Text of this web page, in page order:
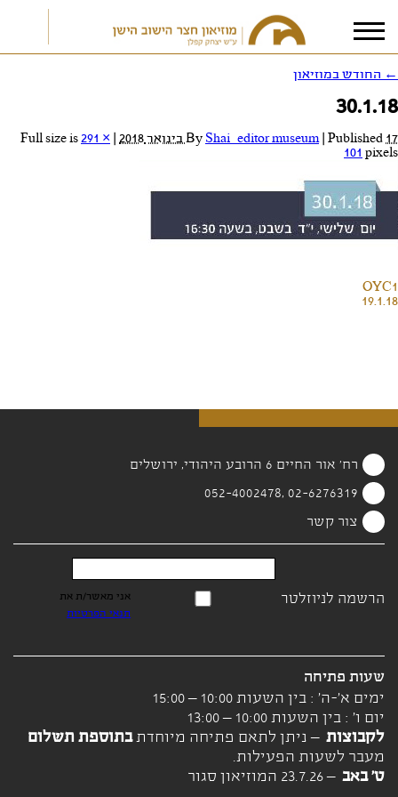
אני מאשר/ת את
← החודש במוזיאון
30.1.18
By Shai_editor museum Published 17 בינואר 2018
291 ×
101 pixels
OYC1
19.1.18
רח' אור החיים 6 הרובע היהודי, ירושלים
02-6276319 ,052-4002478
צור קשר
הרשמה לניוזלטר
אני מאשר/ת את
תנאי הפרטיות
שעות פתיחה
ימים א'-ה' : בין השעות 10:00 – 15:00
יום ו' : בין השעות 10:00 – 13:00
לקבוצות – ניתן לתאם פתיחה מיוחדתבתוספת תשלום
מעבר לשעות הפעילות.
ט' באב– 23.7.26 המוזיאון סגור